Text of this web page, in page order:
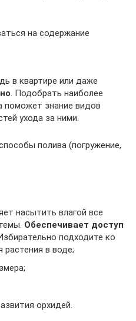
на содержание
в квартире или даже
. Подобрать наиболее
поможет знание видов
ухода за ними.
полива (погружение,
насытить влагой все
Обеспечивает доступ
подходите ко
растения в воде;
орхидей.